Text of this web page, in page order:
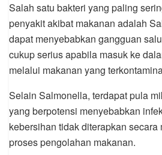
Salah satu bakteri yang paling
penyakit akibat makanan adalah
dapat menyebabkan gangguan
cukup serius apabila masuk ke
melalui makanan yang
Selain Salmonella, terdapat pula
yang berpotensi menyebabkan
kebersihan tidak diterapkan
proses pengolahan makanan.